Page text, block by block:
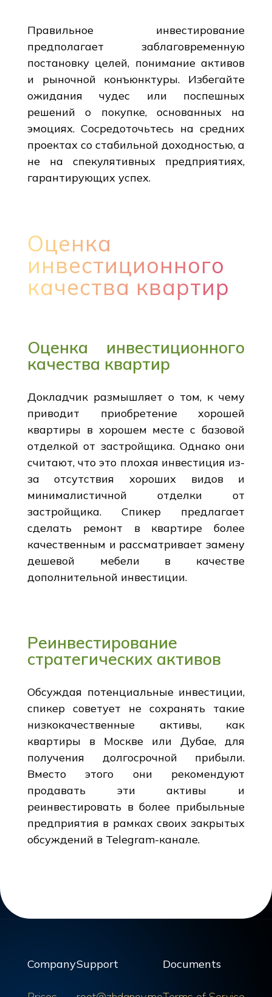
Правильное инвестирование
предполагает заблаговременную
постановку целей, понимание активов
и рыночной конъюнктуры. Избегайте
ожидания чудес или поспешных
решений о покупке, основанных на
эмоциях. Сосредоточьтесь на средних
проектах со стабильной доходностью, а
не на спекулятивных предприятиях,
гарантирующих успех.
Оценка
инвестиционного
качества квартир
Оценка инвестиционного
качества квартир
Докладчик размышляет о том, к чему
приводит приобретение хорошей
квартиры в хорошем месте с базовой
отделкой от застройщика. Однако они
считают, что это плохая инвестиция из-
за отсутствия хороших видов и
минималистичной отделки от
застройщика. Спикер предлагает
сделать ремонт в квартире более
качественным и рассматривает замену
дешевой мебели в качестве
дополнительной инвестиции.
Реинвестирование
стратегических активов
Обсуждая потенциальные инвестиции,
спикер советует не сохранять такие
низкокачественные активы, как
квартиры в Москве или Дубае, для
получения долгосрочной прибыли.
Вместо этого они рекомендуют
продавать эти активы и
реинвестировать в более прибыльные
предприятия в рамках своих закрытых
обсуждений в Telegram-канале.
CompanySupport Documents